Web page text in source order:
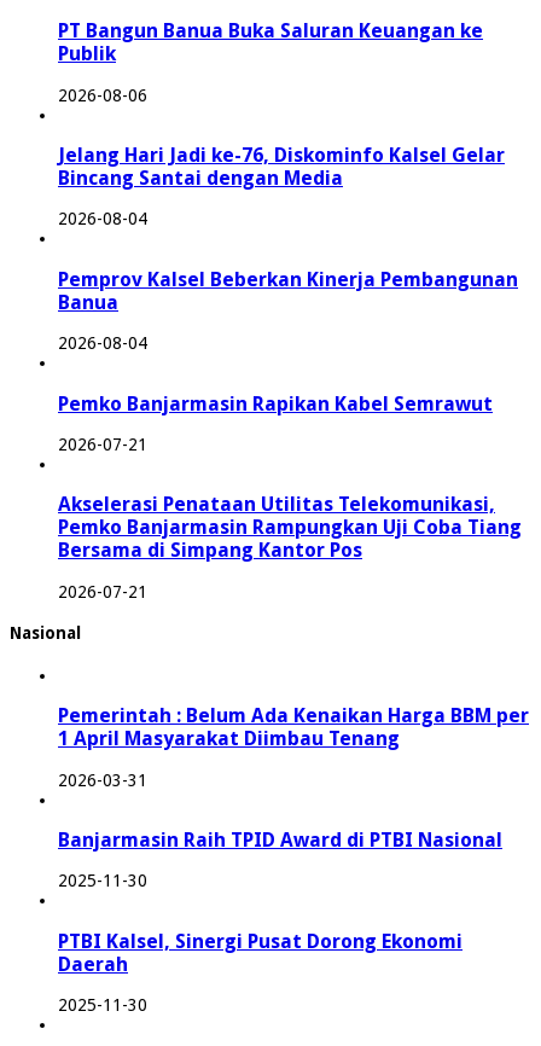
PT Bangun Banua Buka Saluran Keuangan ke
Publik
2026-08-06
Jelang Hari Jadi ke-76, Diskominfo Kalsel Gelar
Bincang Santai dengan Media
2026-08-04
Pemprov Kalsel Beberkan Kinerja Pembangunan
Banua
2026-08-04
Pemko Banjarmasin Rapikan Kabel Semrawut
2026-07-21
Akselerasi Penataan Utilitas Telekomunikasi,
Pemko Banjarmasin Rampungkan Uji Coba Tiang
Bersama di Simpang Kantor Pos
2026-07-21
Nasional
Pemerintah : Belum Ada Kenaikan Harga BBM per
1 April Masyarakat Diimbau Tenang
2026-03-31
Banjarmasin Raih TPID Award di PTBI Nasional
2025-11-30
PTBI Kalsel, Sinergi Pusat Dorong Ekonomi
Daerah
2025-11-30